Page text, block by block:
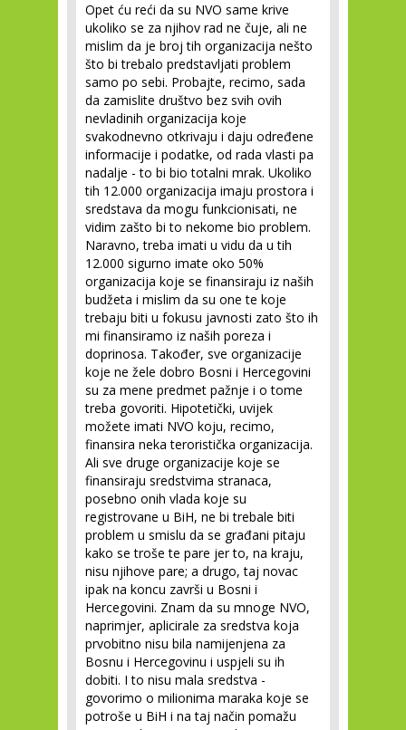
Opet ću reći da su NVO same krive
ukoliko se za njihov rad ne čuje, ali ne
mislim da je broj tih organizacija nešto
što bi trebalo predstavljati problem
samo po sebi. Probajte, recimo, sada
da zamislite društvo bez svih ovih
nevladinih organizacija koje
svakodnevno otkrivaju i daju određene
informacije i podatke, od rada vlasti pa
nadalje - to bi bio totalni mrak. Ukoliko
tih 12.000 organizacija imaju prostora i
sredstava da mogu funkcionisati, ne
vidim zašto bi to nekome bio problem.
Naravno, treba imati u vidu da u tih
12.000 sigurno imate oko 50%
organizacija koje se finansiraju iz naših
budžeta i mislim da su one te koje
trebaju biti u fokusu javnosti zato što ih
mi finansiramo iz naših poreza i
doprinosa. Također, sve organizacije
koje ne žele dobro Bosni i Hercegovini
su za mene predmet pažnje i o tome
treba govoriti. Hipotetički, uvijek
možete imati NVO koju, recimo,
finansira neka teroristička organizacija.
Ali sve druge organizacije koje se
finansiraju sredstvima stranaca,
posebno onih vlada koje su
registrovane u BiH, ne bi trebale biti
problem u smislu da se građani pitaju
kako se troše te pare jer to, na kraju,
nisu njihove pare; a drugo, taj novac
ipak na koncu završi u Bosni i
Hercegovini. Znam da su mnoge NVO,
naprimjer, aplicirale za sredstva koja
prvobitno nisu bila namijenjena za
Bosnu i Hercegovinu i uspjeli su ih
dobiti. I to nisu mala sredstva -
govorimo o milionima maraka koje se
potroše u BiH i na taj način pomažu